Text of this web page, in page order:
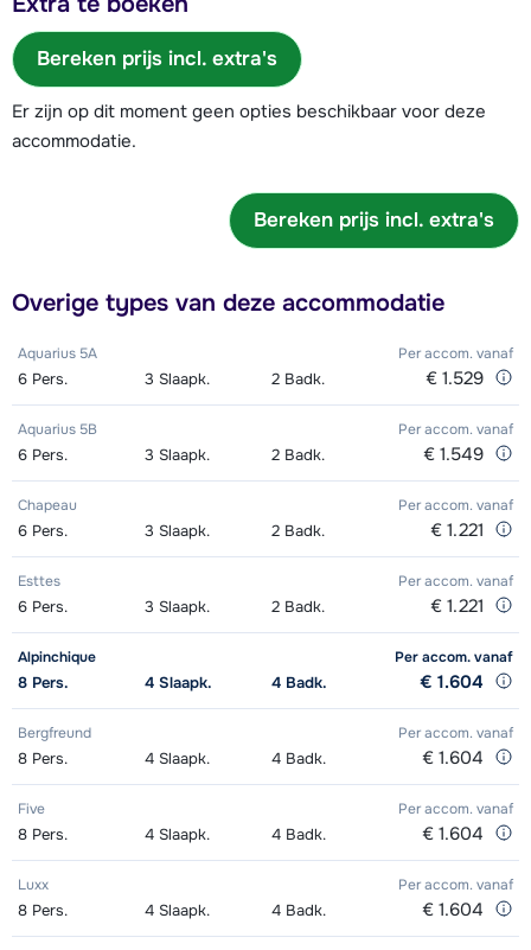
Bereken prijs incl. extra's
Er zijn op dit moment geen opties beschikbaar voor deze
accommodatie.
Bereken prijs incl. extra's
Overige types van deze accommodatie
Aquarius 5A Per accom. vanaf
6 Pers. 3 Slaapk. 2 Badk. € 1.529
Aquarius 5B Per accom. vanaf
6 Pers. 3 Slaapk. 2 Badk. € 1.549
Chapeau Per accom. vanaf
6 Pers. 3 Slaapk. 2 Badk. € 1.221
Esttes Per accom. vanaf
6 Pers. 3 Slaapk. 2 Badk. € 1.221
Alpinchique Per accom.vanaf
8 Pers. 4 Slaapk. 4 Badk. € 1.604
Bergfreund Per accom. vanaf
8 Pers. 4 Slaapk. 4 Badk. € 1.604
Five Per accom. vanaf
8 Pers. 4 Slaapk. 4 Badk. € 1.604
Luxx Per accom. vanaf
8 Pers. 4 Slaapk. 4 Badk. € 1.604